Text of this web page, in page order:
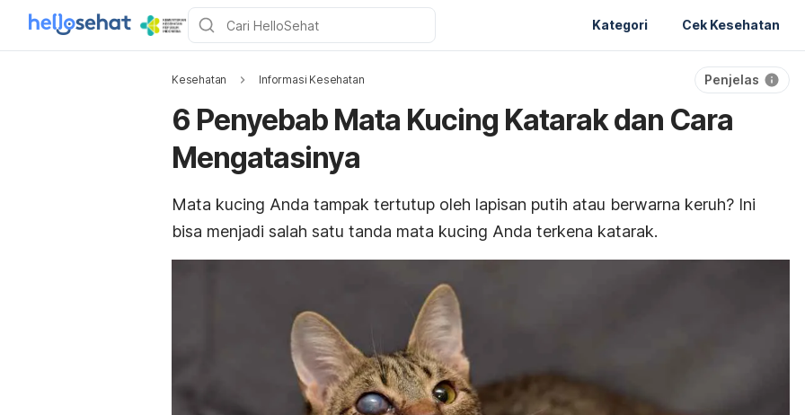
Kategori Cek Kesehatan
Kesehatan Informasi Kesehatan Penjelas
6 Penyebab Mata Kucing Katarak dan Cara
Mengatasinya
Mata kucing Anda tampak tertutup oleh lapisan putih atau berwarna keruh? Ini
bisa menjadi salah satu tanda mata kucing Anda terkena katarak.